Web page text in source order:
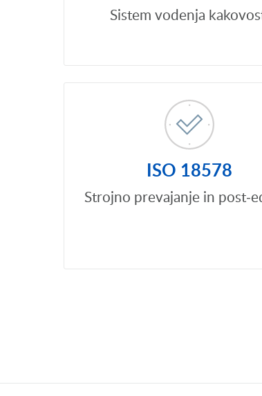
Sistem vodenja
ISO 18578
Strojno prevajanje in post-